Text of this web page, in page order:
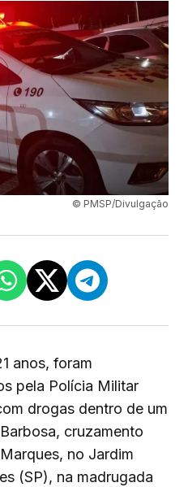
© PMSP/Divulgação
anos, foram
pela Polícia Militar
drogas dentro de um
cruzamento
no Jardim
(SP), na madrugada